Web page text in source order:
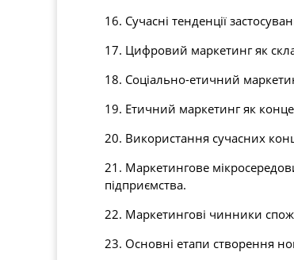
16. Сучасні тенденції
17. Цифровий маркетинг як
18. Соціально-етичний
19. Етичний маркетинг як
20. Використання сучасних
21. Маркетингове
підприємства.
22. Маркетингові чинники
23. Основні етапи створення